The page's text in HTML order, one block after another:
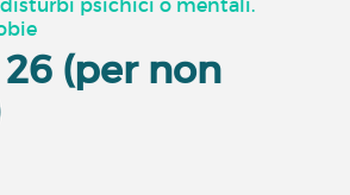
disturbi psichici o mentali.
(per non